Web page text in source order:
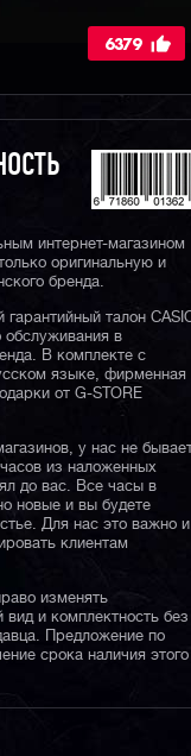
6379
интернет-магазином
оригинальную и
бренда.
талон
обслуживания в
В комплекте с
языке, фирменная
от G-STORE
у нас не
из наложенных
до вас. Все часы в
новые и вы будете
Для нас это важно и
клиентам
изменять
вид и комплектность без
Предложение по
срока наличия этого